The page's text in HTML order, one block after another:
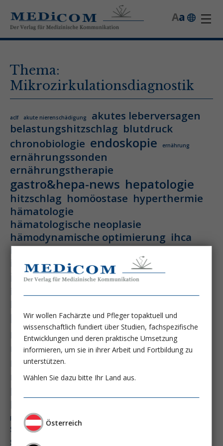
a
A
Thema:
Mikrozirkulationsdiagnostik
aclf akute nierenschädigung
akutes leberversagen
belastungshitzschlag blutdruck
chronobiologie endoskopie ernährung
ernährungssonden
ernährungstherapie
gastro&hepa-news hepatologie
hitzschlag homöostase hyperthermie
hämatologie
hämatologische neoplasie
hämodynamische optimierung ihca
immundysfunktion
immunosep-studie immuntherapie
intensiv-news intensivmedizin
intensivstation
kdigo-leitlinien
leberzirrhose mangelernährung
masld metabolische lebererkrankung mikrobiom
multiples myelom nasogastrale sonde
nephro-news
niereninsuffizienz nutrition
peg-implantationstechniken
perioperative nierenschädigung
pisces-studie
schluckstörung
septischer schock
Wir wollen Fachärzte und Pfleger topaktuell und
wissenschaftlich fundiert über Studien, fachspezifische
Entwicklungen und deren praktische Umsetzung
informieren, um sie in ihrer Arbeit und Fortbildung zu
unterstützen.
Wählen Sie dazu bitte Ihr Land aus.
Österreich